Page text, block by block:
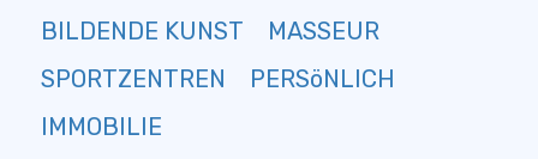
BILDENDE KUNST
MASSEUR
SPORTZENTREN
PERSöNLICH
IMMOBILIE